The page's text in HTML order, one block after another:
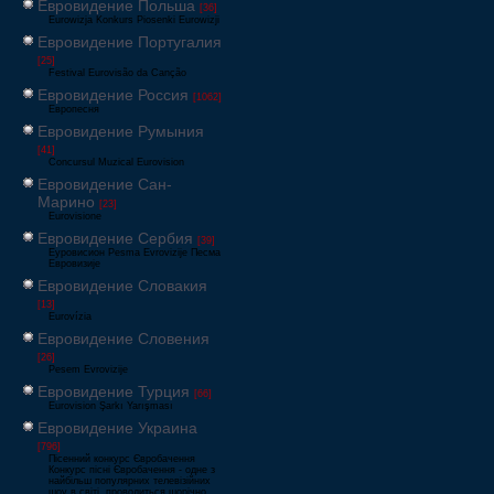
Евровидение Польша [36]
Eurowizja Konkurs Piosenki Eurowizji
Евровидение Португалия
[25]
Festival Eurovisão da Canção
Евровидение Россия [1062]
Европесня
Евровидение Румыния
[41]
Concursul Muzical Eurovision
Евровидение Сан-
Марино [23]
Eurovisione
Евровидение Сербия [39]
Еуровисион Pesma Evrovizije Песма
Евровизије
Евровидение Словакия
[13]
Eurovízia
Евровидение Словения
[26]
Pesem Evrovizije
Евровидение Турция [66]
Eurovision Şarkı Yarışması
Евровидение Украина
[796]
Пісенний конкурс Євробачення
Конкурс пісні Євробачення - одне з
найбільш популярних телевізійних
шоу в світі, проводиться щорічно,